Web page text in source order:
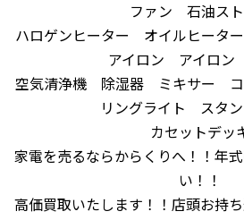
ファン 石油ス
ハロゲンヒーター オイルヒータ
アイロン アイロ
空気清浄機 除湿器 ミキサー コ
リングライト スタ
カセットデッ
家電を売るならからくりへ！！年
い！！
高価買取いたします！！店頭お持